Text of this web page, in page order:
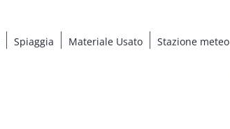
Spiaggia Materiale Usato Stazione meteo